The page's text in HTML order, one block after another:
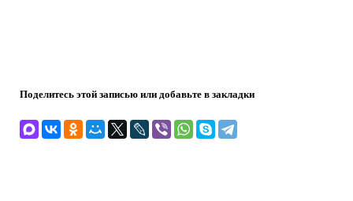
Поделитесь этой записью или добавьте в закладки